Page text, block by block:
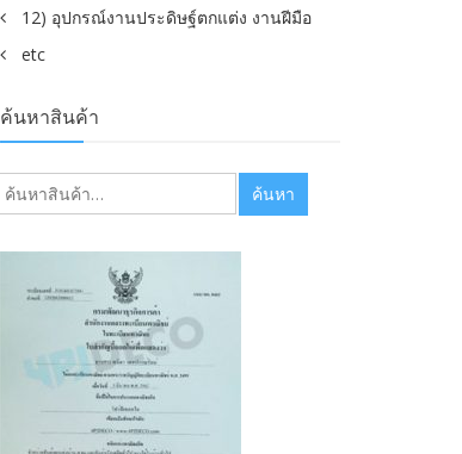
12) อุปกรณ์งานประดิษฐ์ตกแต่ง งานฝีมือ
etc
ค้นหาสินค้า
ค้นหา: ค้นหา